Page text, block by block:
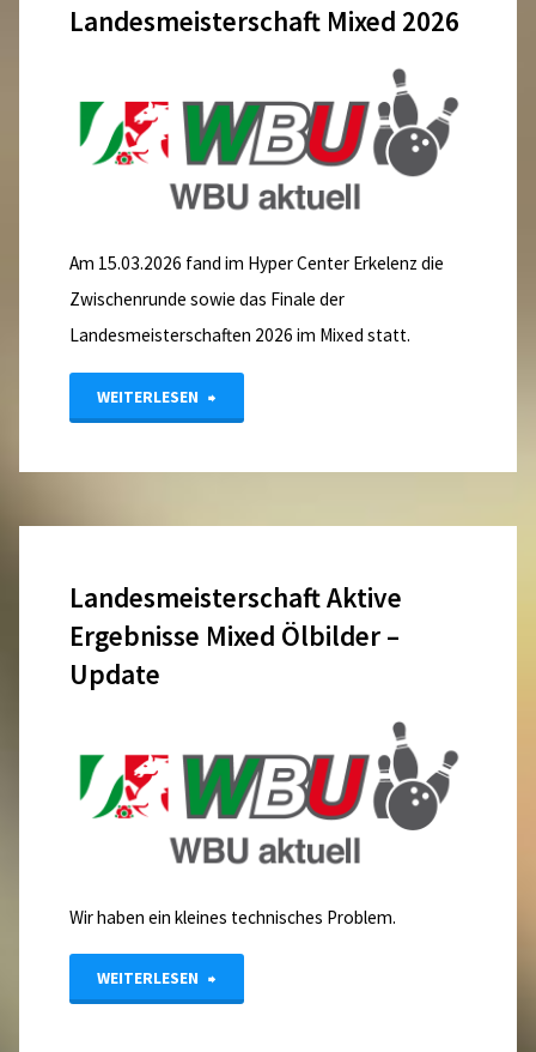
Regelungsänderung
Bälle"
Landesmeisterschaft Mixed 2026
Am 15.03.2026 fand im Hyper Center Erkelenz die
Zwischenrunde sowie das Finale der
Landesmeisterschaften 2026 im Mixed statt.
WEITERLESEN "Landesmeisterschaft
Landesmeisterschaft Aktive
Ergebnisse Mixed Ölbilder –
Update
Wir haben ein kleines technisches Problem.
WEITERLESEN "Landesmeisterschaft